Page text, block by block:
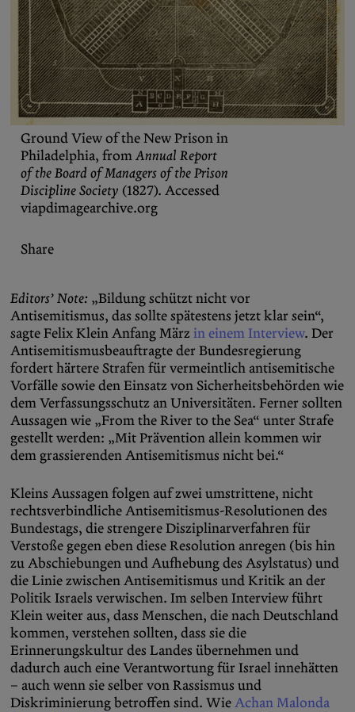
Ground View of the New Prison in
Philadelphia, fromAnnual Report
of the Board of Managers of the Prison
Discipline Society (1827). Accessed
viapdimagearchive.org
Share
Editors’ Note: „Bildung schützt nicht vor
Antisemitismus, das sollte spätestens jetzt klar sein“,
sagte Felix Klein Anfang Märzin einem Interview. Der
Antisemitismusbeauftragte der Bundesregierung
fordert härtere Strafen für vermeintlich antisemitische
Vorfälle sowie den Einsatz von Sicherheitsbehörden wie
dem Verfassungsschutz an Universitäten. Ferner sollten
Aussagen wie „From the River to the Sea“ unter Strafe
gestellt werden: „Mit Prävention allein kommen wir
dem grassierenden Antisemitismus nicht bei.“
Kleins Aussagen folgen auf zwei umstrittene, nicht
rechtsverbindliche Antisemitismus-Resolutionen des
Bundestags, die strengere Disziplinarverfahren für
Verstoße gegen eben diese Resolution anregen (bis hin
zu Abschiebungen und Aufhebung des Asylstatus) und
die Linie zwischen Antisemitismus und Kritik an der
Politik Israels verwischen. Im selben Interview führt
Klein weiter aus, dass Menschen, die nach Deutschland
kommen, verstehen sollten, dass sie die
Erinnerungskultur des Landes übernehmen und
dadurch auch eine Verantwortung für Israel innehätten
– auch wenn sie selber von Rassismus und
Diskriminierung betroffen sind. WieAchan Malonda